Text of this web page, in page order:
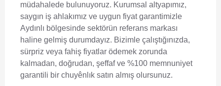
müdahalede bulunuyoruz. Kurumsal altyapımız,
saygın iş ahlakımız ve uygun fiyat garantimizle
Aydınlı bölgesinde sektörün referans markası
haline gelmiş durumdayız. Bizimle çalıştığınızda,
sürpriz veya fahiş fiyatlar ödemek zorunda
kalmadan, doğrudan, şeffaf ve %100 memnuniyet
garantili bir chuyênlık satın almış olursunuz.